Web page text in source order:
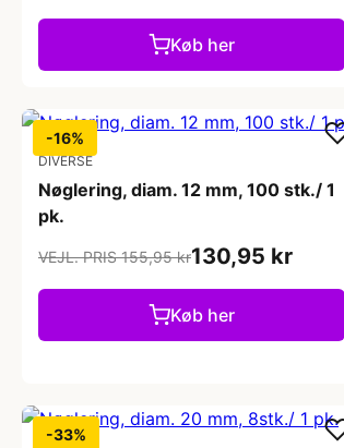
Køb her
-16%
DIVERSE
Nøglering, diam. 12 mm, 100 stk./ 1
pk.
VEJL. PRIS 155,95 kr130,95 kr
Køb her
-33%